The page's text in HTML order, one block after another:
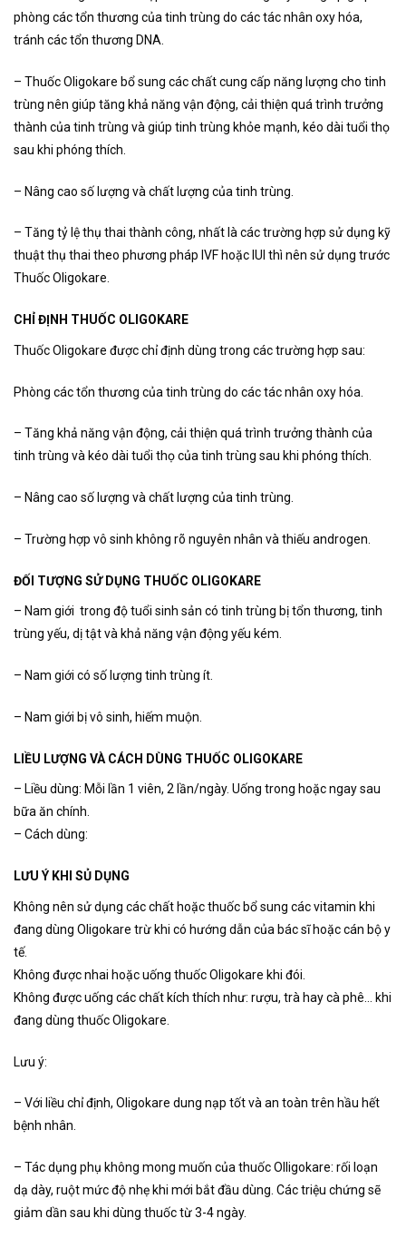
phòng các tổn thương của tinh trùng do các tác nhân oxy hóa,
tránh các tổn thương DNA.
– Thuốc Oligokare bổ sung các chất cung cấp năng lượng cho tinh
trùng nên giúp tăng khả năng vận động, cải thiện quá trình trưởng
thành của tinh trùng và giúp tinh trùng khỏe mạnh, kéo dài tuổi thọ
sau khi phóng thích.
– Nâng cao số lượng và chất lượng của tinh trùng.
– Tăng tỷ lệ thụ thai thành công, nhất là các trường hợp sử dụng kỹ
thuật thụ thai theo phương pháp IVF hoặc IUI thì nên sử dụng trước
Thuốc Oligokare.
CHỈ ĐỊNH THUỐC OLIGOKARE
Thuốc Oligokare được chỉ định dùng trong các trường hợp sau:
Phòng các tổn thương của tinh trùng do các tác nhân oxy hóa.
– Tăng khả năng vận động, cải thiện quá trình trưởng thành của
tinh trùng và kéo dài tuổi thọ của tinh trùng sau khi phóng thích.
– Nâng cao số lượng và chất lượng của tinh trùng.
– Trường hợp vô sinh không rõ nguyên nhân và thiếu androgen.
ĐỐI TƯỢNG SỬ DỤNG THUỐC OLIGOKARE
– Nam giới trong độ tuổi sinh sản có tinh trùng bị tổn thương, tinh
trùng yếu, dị tật và khả năng vận động yếu kém.
– Nam giới có số lượng tinh trùng ít.
– Nam giới bị vô sinh, hiếm muộn.
LIỀU LƯỢNG VÀ CÁCH DÙNG THUỐC OLIGOKARE
– Liều dùng: Mỗi lần 1 viên, 2 lần/ngày. Uống trong hoặc ngay sau
bữa ăn chính.
– Cách dùng:
LƯU Ý KHI SỦ DỤNG
Không nên sử dụng các chất hoặc thuốc bổ sung các vitamin khi
đang dùng Oligokare trừ khi có hướng dẫn của bác sĩ hoặc cán bộ y
tế.
Không được nhai hoặc uống thuốc Oligokare khi đói.
Không được uống các chất kích thích như: rượu, trà hay cà phê… khi
đang dùng thuốc Oligokare.
Lưu ý:
– Với liều chỉ định, Oligokare dung nạp tốt và an toàn trên hầu hết
bệnh nhân.
– Tác dụng phụ không mong muốn của thuốc Olligokare: rối loạn
dạ dày, ruột mức độ nhẹ khi mới bắt đầu dùng. Các triệu chứng sẽ
giảm dần sau khi dùng thuốc từ 3-4 ngày.